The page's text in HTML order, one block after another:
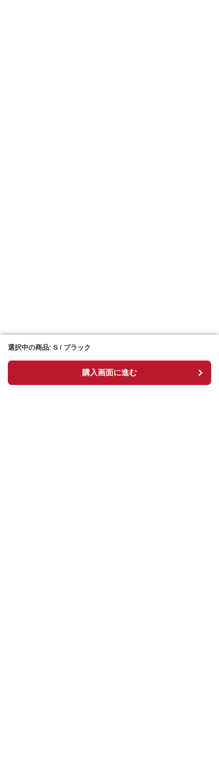
選択中の商品: S / ブラック
購入画面に進む
選択中の商品: S / ブラック
購入画面に進む